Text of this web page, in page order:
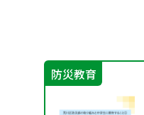
防災教育